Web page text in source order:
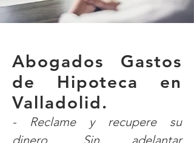
Abogados Gastos
de Hipoteca en
Valladolid.
-
Reclame y recupere su
dinero, Sin adelantar